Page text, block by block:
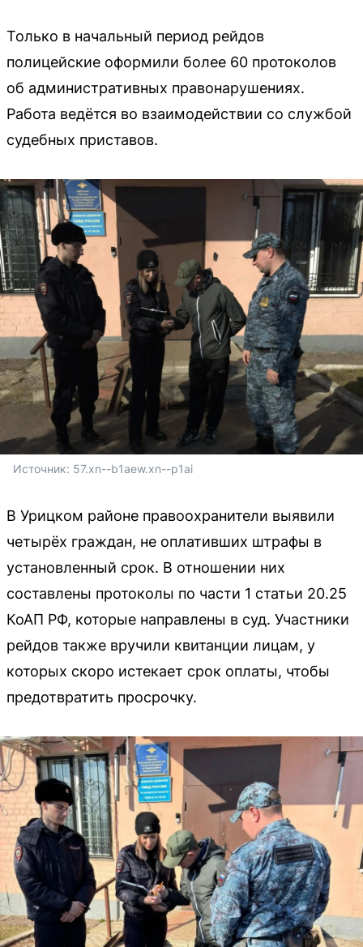
Только в начальный период рейдов
полицейские оформили более 60 протоколов
об административных правонарушениях.
Работа ведётся во взаимодействии со службой
судебных приставов.
Источник: 57.xn--b1aew.xn--p1ai
В Урицком районе правоохранители выявили
четырёх граждан, не оплативших штрафы в
установленный срок. В отношении них
составлены протоколы по части 1 статьи 20.25
КоАП РФ, которые направлены в суд. Участники
рейдов также вручили квитанции лицам, у
которых скоро истекает срок оплаты, чтобы
предотвратить просрочку.